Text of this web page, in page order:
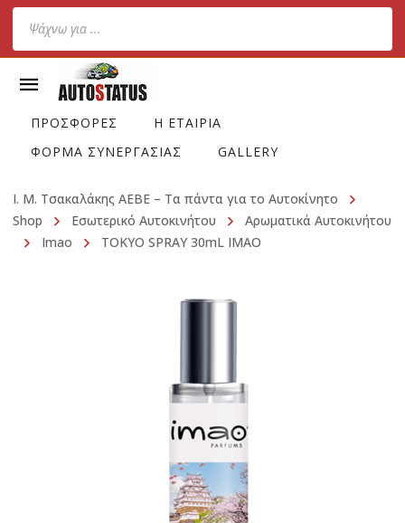
Products
search
ΠΡΟΣΦΟΡΕΣ
Η ΕΤΑΙΡΙΑ
ΦΟΡΜΑ ΣΥΝΕΡΓΑΣΙΑΣ
GALLERY
Ι. Μ. Τσακαλάκης ΑΕΒΕ – Τα πάντα για το Αυτοκίνητο
Shop
Εσωτερικό Αυτοκινήτου
Αρωματικά Αυτοκινήτου
Imao
TOKYO SPRAY 30mL IMAO